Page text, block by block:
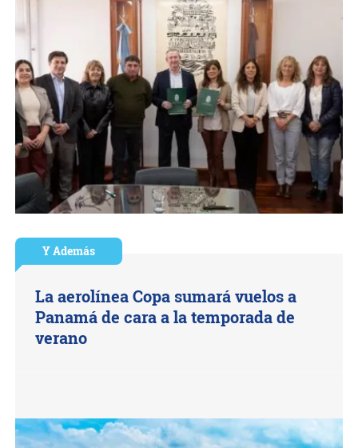
Y Además
La aerolínea Copa sumará vuelos a
Panamá de cara a la temporada de
verano